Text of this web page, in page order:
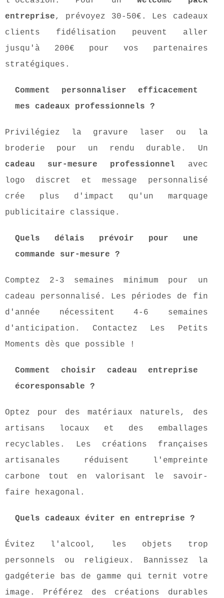
entreprise, prévoyez 30-50€. Les cadeaux
clients fidélisation peuvent aller
jusqu'à 200€ pour vos partenaires
stratégiques.
Comment personnaliser efficacement
mes cadeaux professionnels ?
Privilégiez la gravure laser ou la
broderie pour un rendu durable. Un
cadeau sur-mesure professionnel avec
logo discret et message personnalisé
crée plus d'impact qu'un marquage
publicitaire classique.
Quels délais prévoir pour une
commande sur-mesure ?
Comptez 2-3 semaines minimum pour un
cadeau personnalisé. Les périodes de fin
d'année nécessitent 4-6 semaines
d'anticipation. Contactez Les Petits
Moments dès que possible !
Comment choisir cadeau entreprise
écoresponsable ?
Optez pour des matériaux naturels, des
artisans locaux et des emballages
recyclables. Les créations françaises
artisanales réduisent l'empreinte
carbone tout en valorisant le savoir-
faire hexagonal.
Quels cadeaux éviter en entreprise ?
Évitez l'alcool, les objets trop
personnels ou religieux. Bannissez la
gadgéterie bas de gamme qui ternit votre
image. Préférez des créations durables